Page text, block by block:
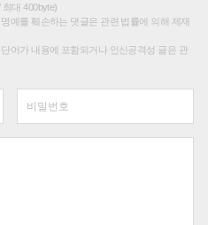
대 400byte)
예를 훼손하는 댓글은 관련 법률에 의해 제재
어가 내용에 포함되거나 인신공격성 글은 관